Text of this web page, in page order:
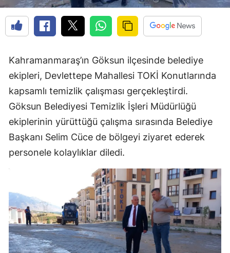
Kahramanmaraş’ın Göksun ilçesinde belediye
ekipleri, Devlettepe Mahallesi TOKİ Konutlarında
kapsamlı temizlik çalışması gerçekleştirdi.
Göksun Belediyesi Temizlik İşleri Müdürlüğü
ekiplerinin yürüttüğü çalışma sırasında Belediye
Başkanı Selim Cüce de bölgeyi ziyaret ederek
personele kolaylıklar diledi.